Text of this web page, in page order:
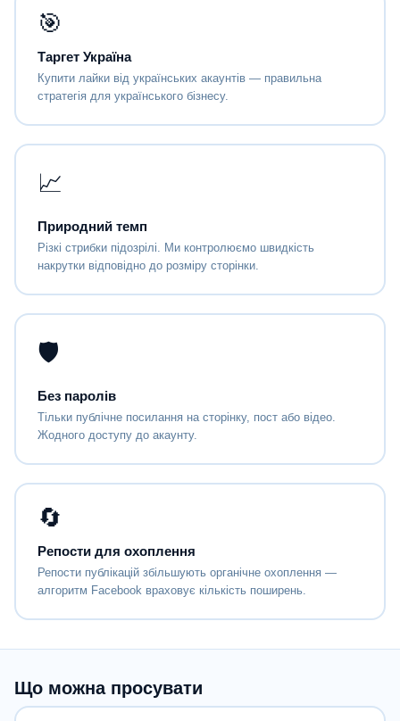
🎯
Таргет Україна
Купити лайки від українських акаунтів — правильна
стратегія для українського бізнесу.
📈
Природний темп
Різкі стрибки підозрілі. Ми контролюємо швидкість
накрутки відповідно до розміру сторінки.
🛡
Без паролів
Тільки публічне посилання на сторінку, пост або відео.
Жодного доступу до акаунту.
🔄
Репости для охоплення
Репости публікацій збільшують органічне охоплення —
алгоритм Facebook враховує кількість поширень.
Що можна просувати